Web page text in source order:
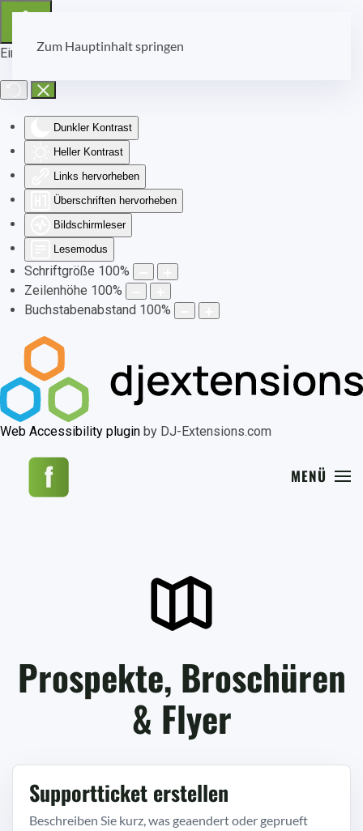
Eingabehilfen öffnen
Dunkler Kontrast
Heller Kontrast
Links hervorheben
Überschriften hervorheben
Bildschirmleser
Lesemodus
Schriftgröße 100%
Zeilenhöhe 100%
Buchstabenabstand 100%
Web Accessibility plugin by DJ-Extensions.com
Zum Hauptinhalt springen
MENÜ
Prospekte, Broschüren
& Flyer
Supportticket erstellen
Beschreiben Sie kurz, was geaendert oder geprueft